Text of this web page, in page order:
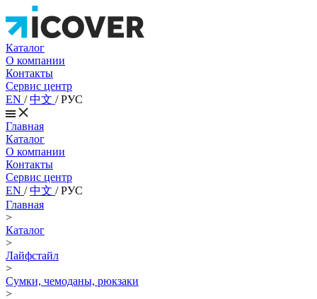
Каталог
О компании
Контакты
Сервис центр
EN /中文 /РУС
Главная
Каталог
О компании
Контакты
Сервис центр
EN /中文 /РУС
Главная
>
Каталог
>
Лайфстайл
>
Сумки, чемоданы, рюкзаки
>